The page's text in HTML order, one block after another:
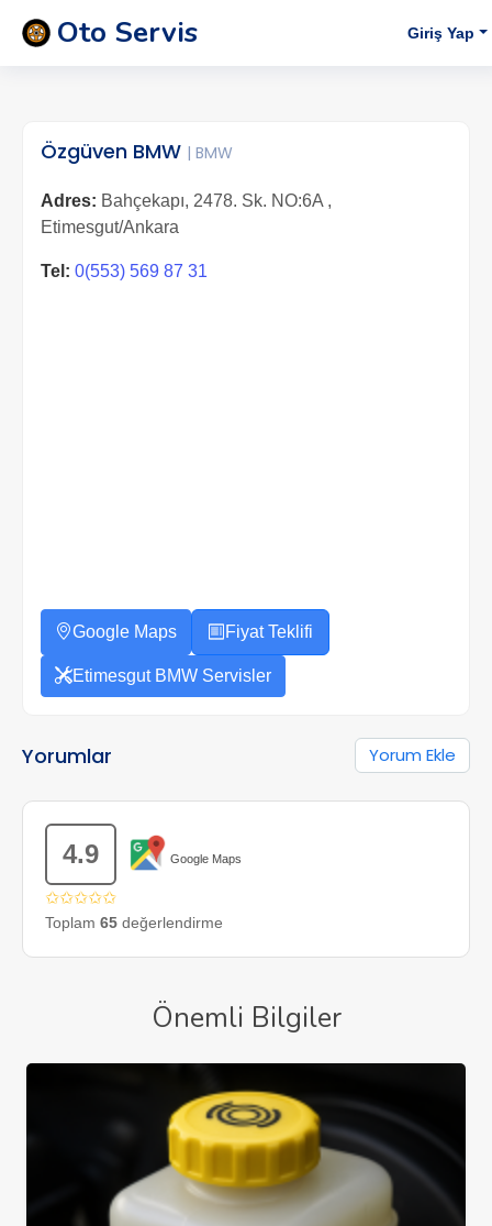
Oto Servis Giriş Yap
Özgüven BMW | BMW
Adres: Bahçekapı, 2478. Sk. NO:6A ,
Etimesgut/Ankara
Tel: 0(553) 569 87 31
Google Maps Fiyat Teklifi
Etimesgut BMW Servisler
Yorumlar Yorum Ekle
4.9 Google Maps
✩✩✩✩✩
Toplam 65 değerlendirme
Önemli Bilgiler